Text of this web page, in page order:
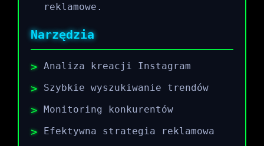
reklamowe.
Narzędzia
Analiza kreacji Instagram
Szybkie wyszukiwanie trendów
Monitoring konkurentów
Efektywna strategia reklamowa